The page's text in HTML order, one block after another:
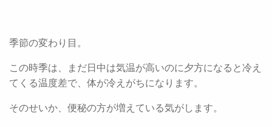
季節の変わり目。
この時季は、まだ日中は気温が高いのに夕方になると冷え
てくる温度差で、体が冷えがちになります。
そのせいか、便秘の方が増えている気がします。